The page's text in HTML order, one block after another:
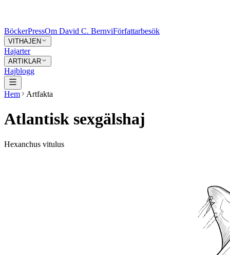
BöckerPressOm David C. BernviFörfattarbesök
VITHAJEN
Hajarter
ARTIKLAR
Hajblogg
Hem Artfakta
Atlantisk sexgälshaj
Hexanchus vitulus